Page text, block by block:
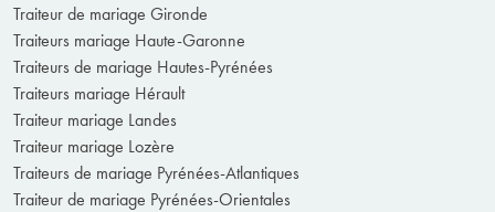
Traiteur de mariage Gironde
Traiteurs mariage Haute-Garonne
Traiteurs de mariage Hautes-Pyrénées
Traiteurs mariage Hérault
Traiteur mariage Landes
Traiteur mariage Lozère
Traiteurs de mariage Pyrénées-Atlantiques
Traiteur de mariage Pyrénées-Orientales